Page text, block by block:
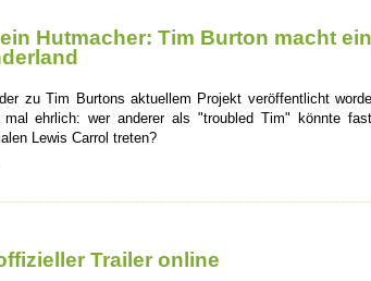
Hutmacher: Tim Burton macht
zu Tim Burtons aktuellem Projekt veröffentlicht
ehrlich: wer anderer als "troubled Tim" könnte
Lewis Carrol treten?
Trailer online